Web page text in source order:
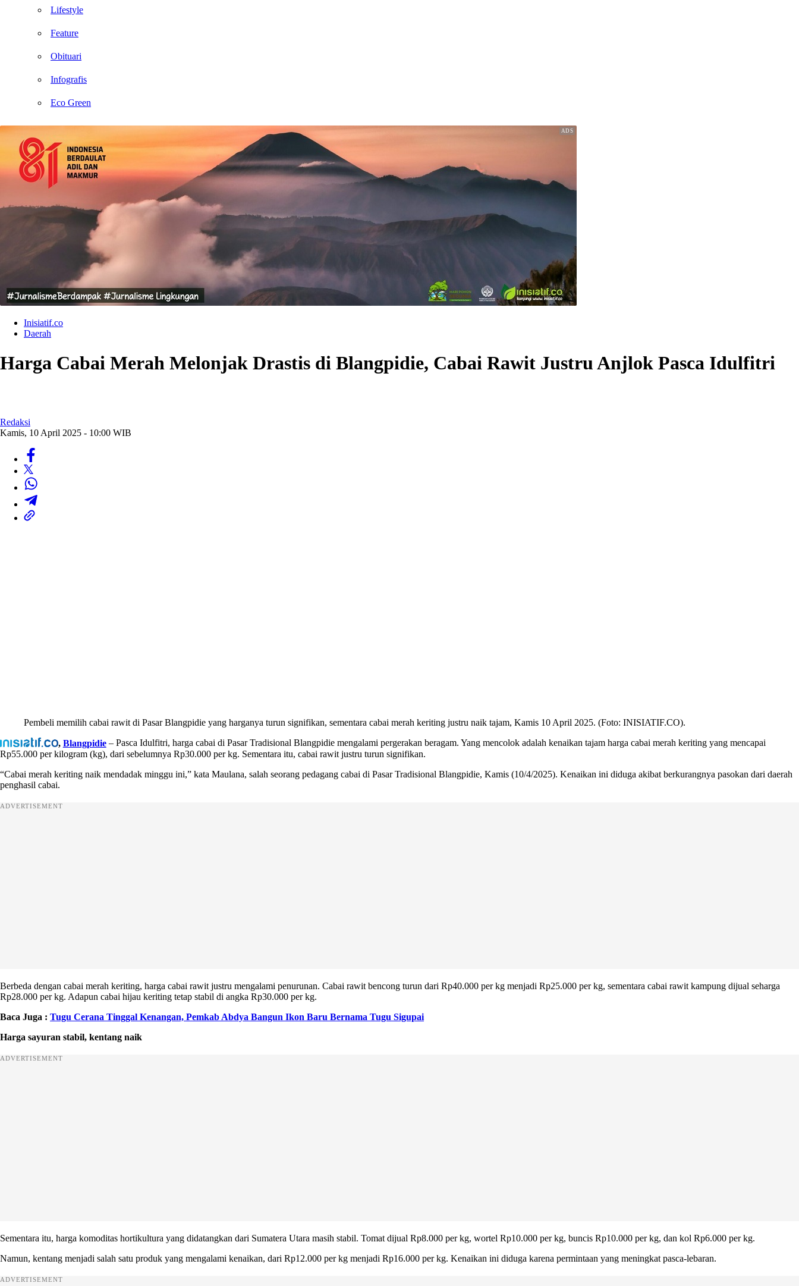
Lifestyle
Feature
Obituari
Infografis
Eco Green
Inisiatif.co
Daerah
Harga Cabai Merah Melonjak Drastis di Blangpidie, Cabai Rawit Justru Anjlok Pasca Idulfitri
Redaksi
Kamis, 10 April 2025 - 10:00 WIB
Pembeli memilih cabai rawit di Pasar Blangpidie yang harganya turun signifikan, sementara cabai merah keriting justru naik tajam, Kamis 10 April 2025. (Foto: INISIATIF.CO).
, Blangpidie– Pasca Idulfitri, harga cabai di Pasar Tradisional Blangpidie mengalami pergerakan beragam. Yang mencolok adalah kenaikan tajam harga cabai merah keriting yang mencapai
Rp55.000 per kilogram (kg), dari sebelumnya Rp30.000 per kg. Sementara itu, cabai rawit justru turun signifikan.
“Cabai merah keriting naik mendadak minggu ini,” kata Maulana, salah seorang pedagang cabai di Pasar Tradisional Blangpidie, Kamis (10/4/2025). Kenaikan ini diduga akibat berkurangnya pasokan dari daerah
penghasil cabai.
ADVERTISEMENT
Berbeda dengan cabai merah keriting, harga cabai rawit justru mengalami penurunan. Cabai rawit bencong turun dari Rp40.000 per kg menjadi Rp25.000 per kg, sementara cabai rawit kampung dijual seharga
Rp28.000 per kg. Adapun cabai hijau keriting tetap stabil di angka Rp30.000 per kg.
Baca Juga : Tugu Cerana Tinggal Kenangan, Pemkab Abdya Bangun Ikon Baru Bernama Tugu Sigupai
Harga sayuran stabil, kentang naik
ADVERTISEMENT
Sementara itu, harga komoditas hortikultura yang didatangkan dari Sumatera Utara masih stabil. Tomat dijual Rp8.000 per kg, wortel Rp10.000 per kg, buncis Rp10.000 per kg, dan kol Rp6.000 per kg.
Namun, kentang menjadi salah satu produk yang mengalami kenaikan, dari Rp12.000 per kg menjadi Rp16.000 per kg. Kenaikan ini diduga karena permintaan yang meningkat pasca-lebaran.
ADVERTISEMENT